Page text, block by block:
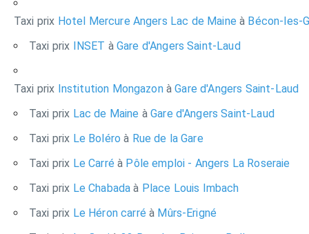
Taxi prix Hotel Mercure Angers Lac de Maineà Bécon-les-
Taxi prix INSET àGare d'Angers Saint-Laud
Taxi prix Institution Mongazon à Gare d'Angers Saint-Laud
Taxi prix Lac de Maine àGare d'Angers Saint-Laud
Taxi prix Le Boléroà Rue de la Gare
Taxi prix Le Carréà Pôle emploi - Angers La Roseraie
Taxi prix Le Chabadaà Place Louis Imbach
Taxi prix Le Héron carréà Mûrs-Erigné